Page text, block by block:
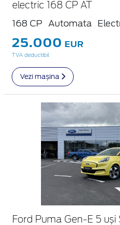
electric 168 CP AT
168 CP Automata
25.000 EUR
TVA deductibil
Vezi mașina
Ford Puma Gen-E 5